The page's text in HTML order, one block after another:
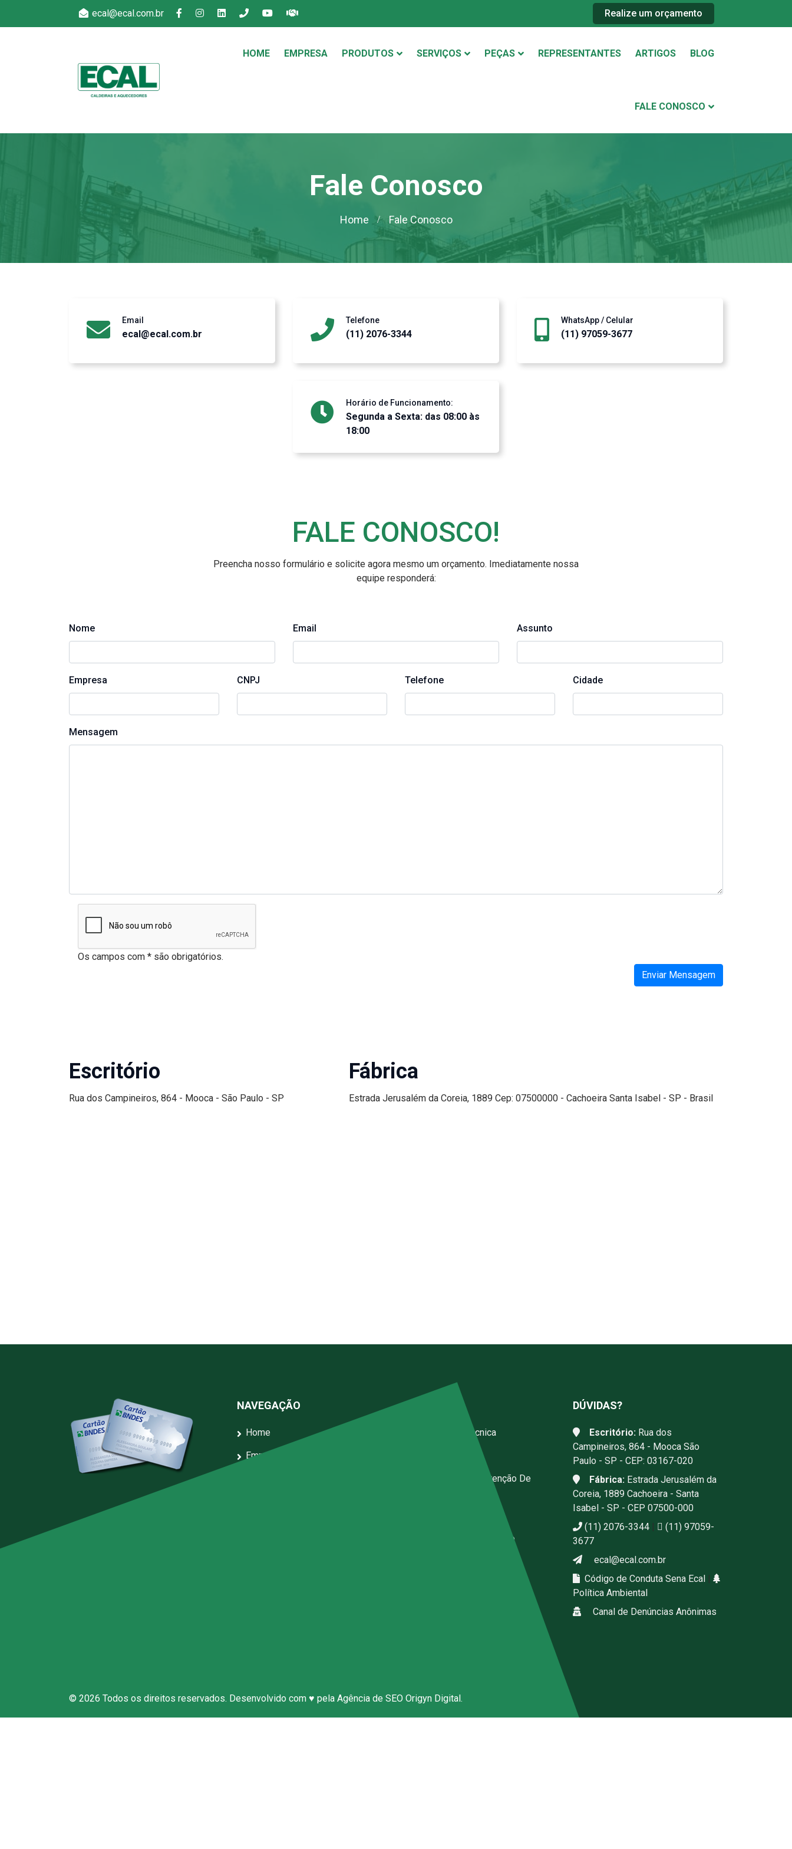
ecal@ecal.com.br Realize um orçamento
HOME EMPRESA PRODUTOS SERVIÇOS PEÇAS REPRESENTANTES ARTIGOS BLOG
FALE CONOSCO
Fale Conosco
Home Fale Conosco
Email
ecal@ecal.com.br
Telefone
(11) 2076-3344
WhatsApp / Celular
(11) 97059-3677
Horário de Funcionamento:
Segunda a Sexta: das 08:00 às
18:00
FALE CONOSCO!
Preencha nosso formulário e solicite agora mesmo um orçamento. Imediatamente nossa
equipe responderá:
Nome Email Assunto
Empresa CNPJ Telefone Cidade
Mensagem
Os campos com * são obrigatórios.
Enviar Mensagem
Escritório
Rua dos Campineiros, 864 - Mooca - São Paulo - SP
Fábrica
Estrada Jerusalém da Coreia, 1889 Cep: 07500000 - Cachoeira Santa Isabel - SP - Brasil
NAVEGAÇÃO
Home
Empresa
Assistência Técnica
Calibração E Manutenção De
Contrato De Manutenção
DÚVIDAS?
Escritório: Rua dos
Campineiros, 864 - Mooca São
Paulo - SP - CEP: 03167-020
Fábrica: Estrada Jerusalém da
Coreia, 1889 Cachoeira - Santa
Isabel - SP - CEP 07500-000
(11) 2076-3344 |
(11) 97059-
3677
ecal@ecal.com.br
Código de Conduta Sena Ecal |
Política Ambiental
Canal de Denúncias Anônimas
© 2026 Todos os direitos reservados. Desenvolvido com ♥ pela Agência de SEO Origyn Digital.